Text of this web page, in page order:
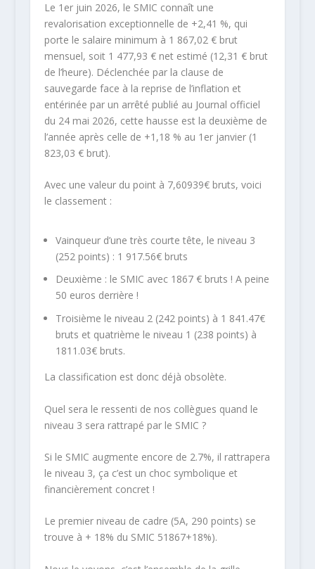
Le 1er juin 2026, le SMIC connaît une
revalorisation exceptionnelle de +2,41 %, qui
porte le salaire minimum à 1 867,02 € brut
mensuel, soit 1 477,93 € net estimé (12,31 € brut
de l’heure). Déclenchée par la clause de
sauvegarde face à la reprise de l’inflation et
entérinée par un arrêté publié au Journal officiel
du 24 mai 2026, cette hausse est la deuxième de
l’année après celle de +1,18 % au 1er janvier (1
823,03 € brut).
Avec une valeur du point à 7,60939€ bruts, voici
le classement :
Vainqueur d’une très courte tête, le niveau 3
(252 points) : 1 917.56€ bruts
Deuxième : le SMIC avec 1867 € bruts ! A peine
50 euros derrière !
Troisième le niveau 2 (242 points) à 1 841.47€
bruts et quatrième le niveau 1 (238 points) à
1811.03€ bruts.
La classification est donc déjà obsolète.
Quel sera le ressenti de nos collègues quand le
niveau 3 sera rattrapé par le SMIC ?
Si le SMIC augmente encore de 2.7%, il rattrapera
le niveau 3, ça c’est un choc symbolique et
financièrement concret !
Le premier niveau de cadre (5A, 290 points) se
trouve à + 18% du SMIC 51867+18%).